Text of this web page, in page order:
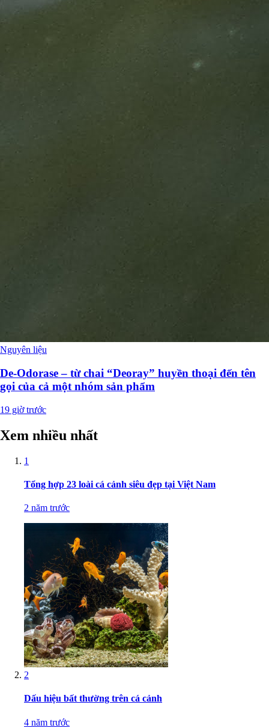
Nguyên liệu
De-Odorase – từ chai “Deoray” huyền thoại đến tên
gọi của cả một nhóm sản phẩm
19 giờ trước
Xem nhiều nhất
1
Tổng hợp 23 loài cá cảnh siêu đẹp tại Việt Nam
2 năm trước
2
Dấu hiệu bất thường trên cá cảnh
4 năm trước